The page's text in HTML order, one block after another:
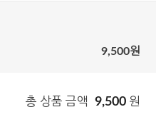
9,500원
총 상품 금액 9,500 원